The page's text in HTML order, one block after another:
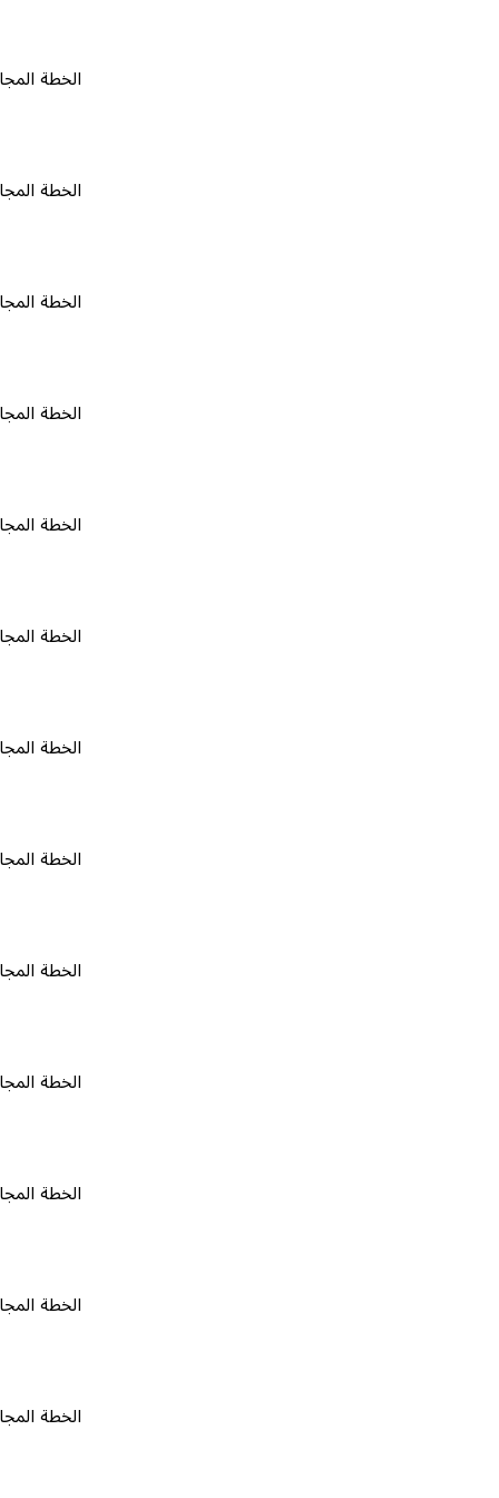
الخطة المجانية ٠
الخطة المجانية ٠
الخطة المجانية ٠
الخطة المجانية ٠
الخطة المجانية ٠
الخطة المجانية ٠
الخطة المجانية ٠
الخطة المجانية ٠
الخطة المجانية ٠
الخطة المجانية ٠
الخطة المجانية ٠
الخطة المجانية ٠
الخطة المجانية ٠